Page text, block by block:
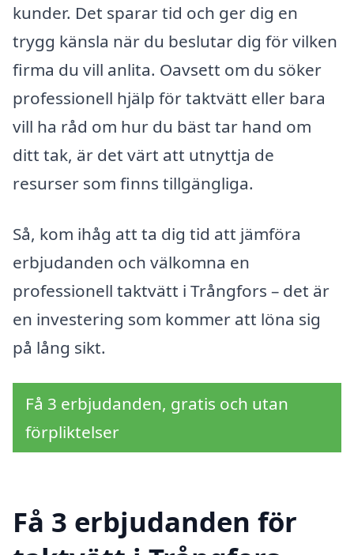
kunder. Det sparar tid och ger dig en
trygg känsla när du beslutar dig för vilken
firma du vill anlita. Oavsett om du söker
professionell hjälp för taktvätt eller bara
vill ha råd om hur du bäst tar hand om
ditt tak, är det värt att utnyttja de
resurser som finns tillgängliga.
Så, kom ihåg att ta dig tid att jämföra
erbjudanden och välkomna en
professionell taktvätt i Trångfors – det är
en investering som kommer att löna sig
på lång sikt.
Få 3 erbjudanden, gratis och utan
förpliktelser
Få 3 erbjudanden för